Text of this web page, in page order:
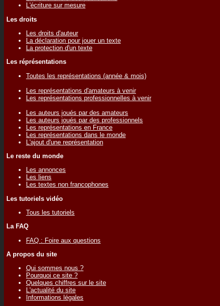
L'écriture sur mesure
Les droits
Les droits d'auteur
La déclaration pour jouer un texte
La protection d'un texte
Les réprésentations
Toutes les représentations (année & mois)
Les représentations d'amateurs à venir
Les représentations professionnelles à venir
Les auteurs joués par des amateurs
Les auteurs joués par des professionnels
Les représentations en France
Les représentations dans le monde
L'ajout d'une représentation
Le reste du monde
Les annonces
Les liens
Les textes non francophones
Les tutoriels vidéo
Tous les tutoriels
La FAQ
FAQ : Foire aux questions
A propos du site
Qui sommes nous ?
Pourquoi ce site ?
Quelques chiffres sur le site
L'actualité du site
Informations légales